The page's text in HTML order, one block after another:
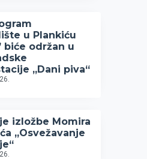
u Plankiću
biće održan u
„Dani piva“
izložbe Momira
„Osvežavanje